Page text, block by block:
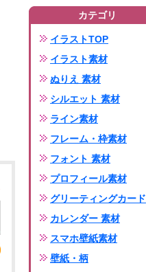
カテゴリ
イラストTOP
イラスト素材
ぬりえ 素材
シルエット 素材
ライン素材
フレーム・枠素材
フォント 素材
プロフィール素材
グリーティングカード
カレンダー 素材
スマホ壁紙素材
壁紙・柄